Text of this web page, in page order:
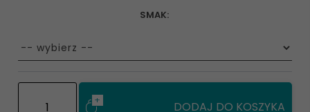
SMAK:
options[64]
DODAJ DO KOSZYKA